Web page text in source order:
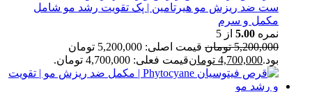
ست ضد ریزش مو هیرتامین | پک تقویت رشد مو شامل
مکمل و سرم
نمره 5.00 از 5
5,200,000 تومان
قیمت اصلی: 5,200,000 تومان
بود.4,700,000 تومانقیمت فعلی: 4,700,000 تومان.